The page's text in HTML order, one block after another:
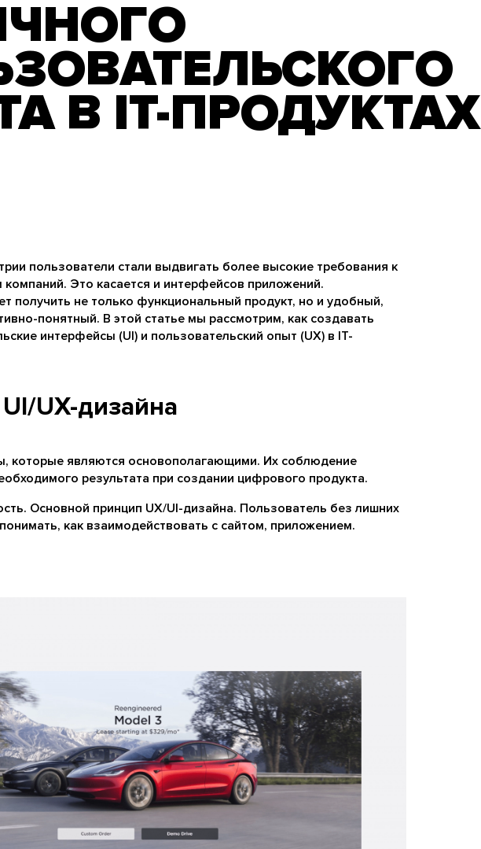
В IT-ПРОДУКТАХ
пользователи стали выдвигать более высокие требования к
Это касается и интерфейсов приложений.
получить не только функциональный продукт, но и удобный,
понятный. В этой статье мы рассмотрим, как создавать
интерфейсы (UI) и пользовательский опыт (UX) в IT-
UX-дизайна
которые являются основополагающими. Их соблюдение
результата при создании цифрового продукта.
Основной принцип UX/UI-дизайна. Пользователь без лишних
как взаимодействовать с сайтом, приложением.